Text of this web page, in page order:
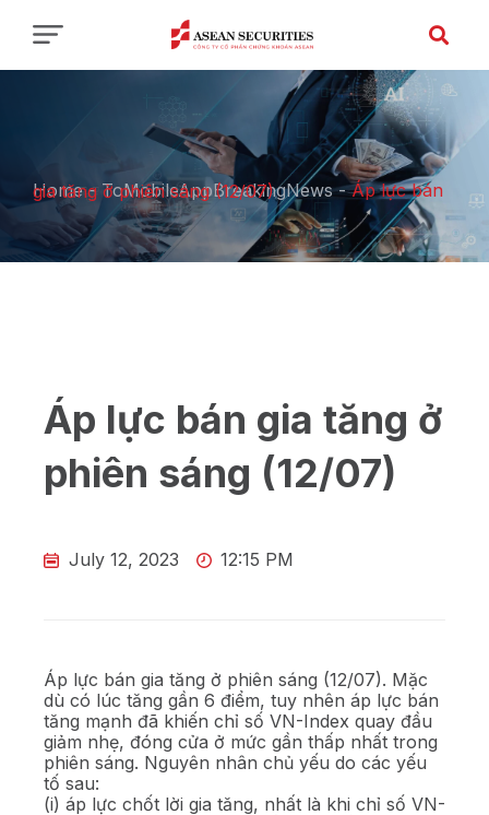
Home- ToMobileAppBreakingNews-
Áp lực bán gia tăng ở phiên sáng (12/07)
Áp lực bán gia tăng ở
phiên sáng (12/07)
July 12, 2023 12:15 PM
Áp lực bán gia tăng ở phiên sáng (12/07). Mặc
dù có lúc tăng gần 6 điểm, tuy nhên áp lực bán
tăng mạnh đã khiến chỉ số VN-Index quay đầu
giảm nhẹ, đóng cửa ở mức gần thấp nhất trong
phiên sáng. Nguyên nhân chủ yếu do các yếu
tố sau:
(i) áp lực chốt lời gia tăng, nhất là khi chỉ số VN-